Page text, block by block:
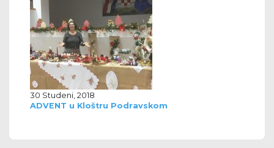
30 Studeni, 2018
ADVENT u Kloštru Podravskom